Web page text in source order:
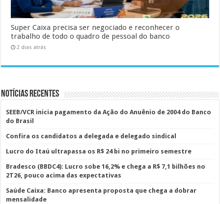
Super Caixa precisa ser negociado e reconhecer o
trabalho de todo o quadro de pessoal do banco
2 dias atrás
Notícias Recentes
SEEB/VCR inicia pagamento da Ação do Anuênio de 2004 do Banco
do Brasil
Confira os candidatos a delegada e delegado sindical
Lucro do Itaú ultrapassa os R$ 24 bi no primeiro semestre
Bradesco (BBDC4): Lucro sobe 16,2% e chega a R$ 7,1 bilhões no
2T26, pouco acima das expectativas
Saúde Caixa: Banco apresenta proposta que chega a dobrar
mensalidade